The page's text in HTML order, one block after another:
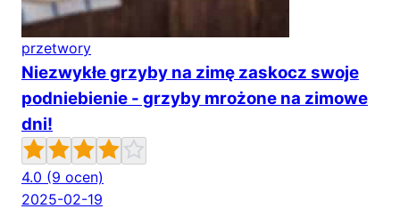
przetwory
Niezwykłe grzyby na zimę zaskocz swoje
podniebienie - grzyby mrożone na zimowe
dni!
4.0 (9 ocen)
2025-02-19